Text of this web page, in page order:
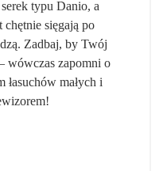
typu Danio, a
sięgają po
Zadbaj, by Twój
wówczas zapomni o
łasuchów małych i